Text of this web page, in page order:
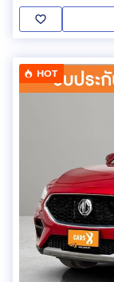
HOT